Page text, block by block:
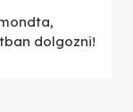
dolgozni!